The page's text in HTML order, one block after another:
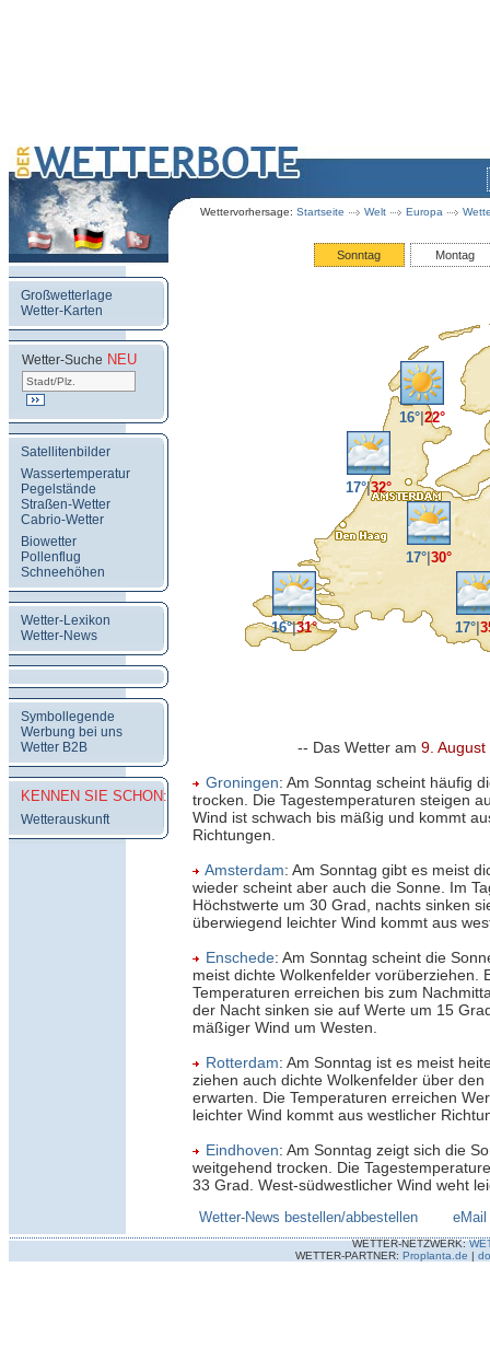
Wettervorhersage: Startseite Welt Europa
Großwetterlage
Wetter-Karten
Wetter-Suche NEU
Satellitenbilder
Wassertemperatur
Pegelstände
Straßen-Wetter
Cabrio-Wetter
Biowetter
Pollenflug
Schneehöhen
Wetter-Lexikon
Wetter-News
Symbollegende
Werbung bei uns
Wetter B2B
KENNEN SIE SCHON:
Wetterauskunft
Sonntag Montag
16° 22°
17°|32°
17°| 30°
16°|31° 17°|
-- Das Wetter am 9. August
Groningen: Am Sonntag scheint häufig
trocken. Die Tagestemperaturen steigen
Wind ist schwach bis mäßig und kommt
Richtungen.
Amsterdam: Am Sonntag gibt es meist
wieder scheint aber auch die Sonne. Im
Höchstwerte um 30 Grad, nachts sinken
überwiegend leichter Wind kommt aus
Enschede: Am Sonntag scheint die
meist dichte Wolkenfelder vorüberziehen.
Temperaturen erreichen bis zum
der Nacht sinken sie auf Werte um 15
mäßiger Wind um Westen.
Rotterdam: Am Sonntag ist es meist
ziehen auch dichte Wolkenfelder über
erwarten. Die Temperaturen erreichen
leichter Wind kommt aus westlicher
Eindhoven: Am Sonntag zeigt sich die
weitgehend trocken. Die
33 Grad. West-südwestlicher Wind weht
Wetter-News bestellen/abbestellen eMail
WETTER-NETZWERK:
WETTER-PARTNER: Proplanta.de |